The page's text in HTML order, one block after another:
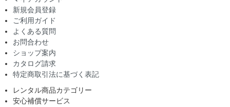
新規会員登録
ご利用ガイド
よくある質問
お問合わせ
ショップ案内
カタログ請求
特定商取引法に基づく表記
レンタル商品カテゴリー
安心補償サービス